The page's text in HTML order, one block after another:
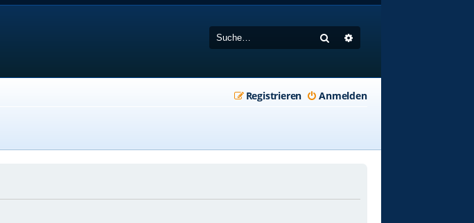
Suche
Anmelden
Registrieren